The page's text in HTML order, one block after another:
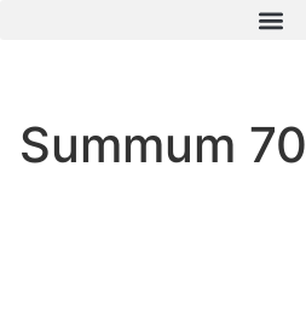
קמין גז בנוי Summum 70